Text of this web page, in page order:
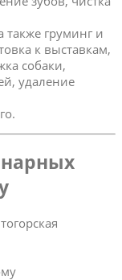
также груминг и
к выставкам,
собаки,
удаление